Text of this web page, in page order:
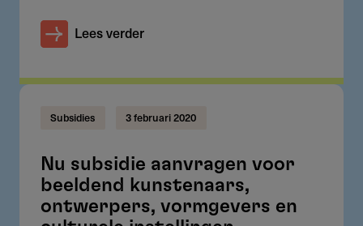
Lees verder
Subsidies 3 februari 2020
Nu subsidie aanvragen voor
beeldend kunstenaars,
ontwerpers, vormgevers en